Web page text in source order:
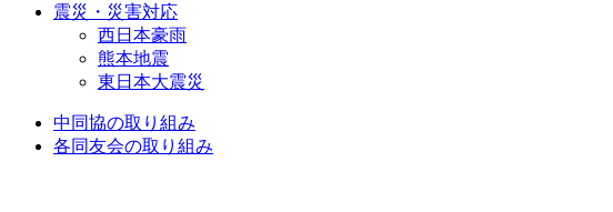
震災・災害対応
西日本豪雨
熊本地震
東日本大震災
中同協の取り組み
各同友会の取り組み